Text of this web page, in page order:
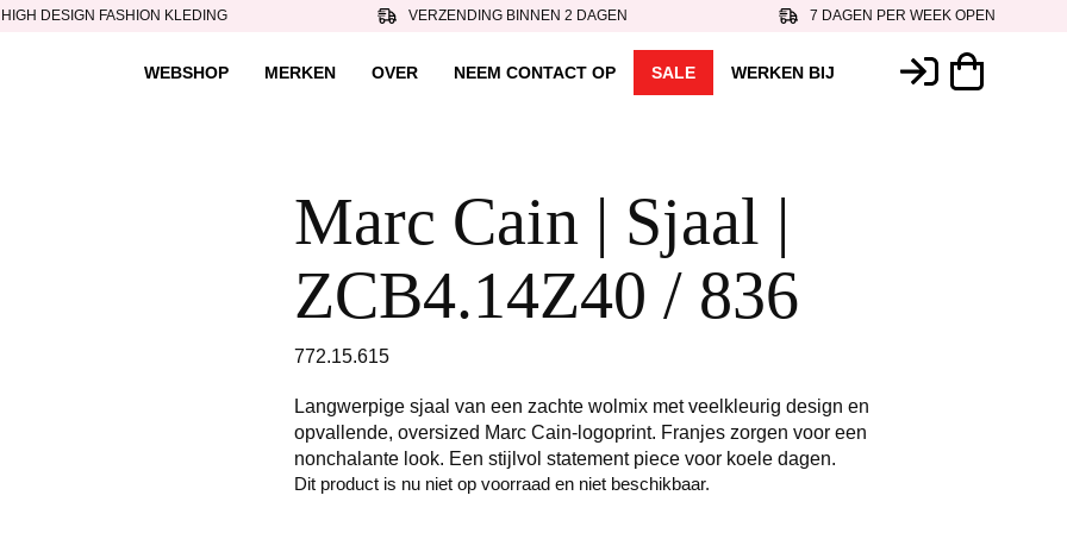
HIGH DESIGN FASHION KLEDING VERZENDING BINNEN 2 DAGEN 7 DAGEN PER WEEK OPEN
WEBSHOP MERKEN OVER NEEM CONTACT OP SALE WERKEN BIJ
Marc Cain | Sjaal |
ZCB4.14Z40 / 836
772.15.615
Langwerpige sjaal van een zachte wolmix met veelkleurig design en
opvallende, oversized Marc Cain-logoprint. Franjes zorgen voor een
nonchalante look. Een stijlvol statement piece voor koele dagen.
Dit product is nu niet op voorraad en niet beschikbaar.